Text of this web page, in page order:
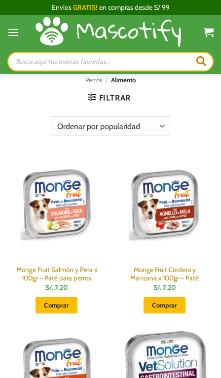
al
contenido
EnvíosGRATIS! en compras desde S/ 99
Búsqueda
de
productos
Perros / Alimento
FILTRAR
Monge Fruit Salmón y Pera x
100gr – Paté para perros
S/.7.20
Comprar
Monge Fruit Cordero y
Manzana x 100gr – Paté
S/.7.20
Comprar